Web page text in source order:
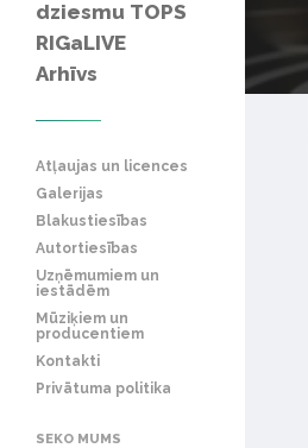
dziesmu TOPS
RIGaLIVE
Arhīvs
Atļaujas un licences
Galerijas
Blakustiesības
Autortiesības
Uzņēmumiem un
iestādēm
Mūziķiem un
producentiem
Kontakti
Privātuma politika
SEKO MUMS